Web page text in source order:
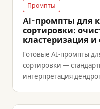
Промпты
AI-промпты для
сортировки:
кластеризация и
Готовые AI-промпты
сортировки —
интерпретация